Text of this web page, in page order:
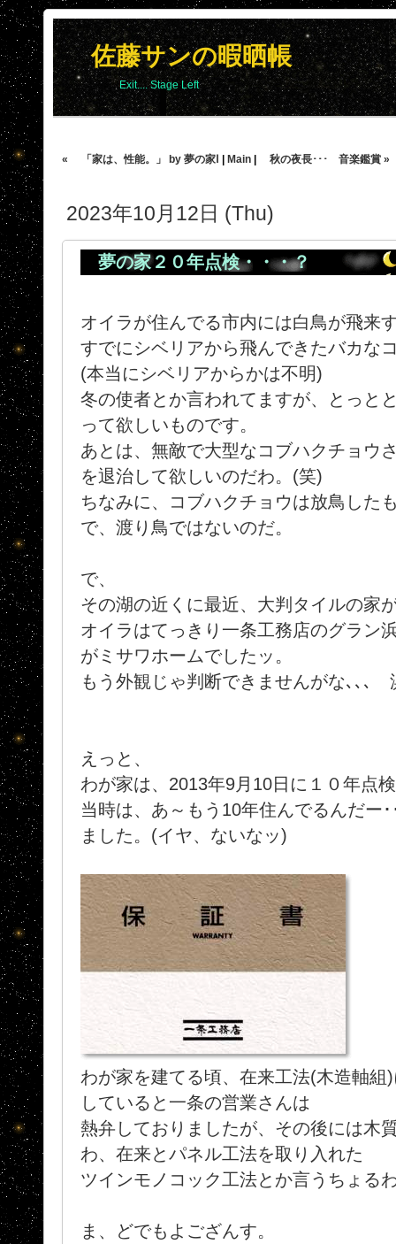
佐藤サンの暇晒帳
Exit.... Stage Left
« 「家は、性能。」 by 夢の家Ⅰ Main 秋の夜長･･･ 音楽鑑賞 »
2023年10月12日 (Thu)
夢の家２０年点検・・・？
オイラが住んでる市内には白鳥が飛来
すでにシベリアから飛んできたバカな
(本当にシベリアからかは不明)
冬の使者とか言われてますが、とっと
って欲しいものです。
あとは、無敵で大型なコブハクチョウ
を退治して欲しいのだわ。(笑)
ちなみに、コブハクチョウは放鳥した
で、渡り鳥ではないのだ。
で、
その湖の近くに最近、大判タイルの家
オイラはてっきり一条工務店のグラン
がミサワホームでしたッ。
もう外観じゃ判断できませんがな､､､
えっと、
わが家は、2013年9月10日に１０年点
当時は、あ～もう10年住んでるんだー
ました。(イヤ、ないなッ)
わが家を建てる頃、在来工法(木造軸組
していると一条の営業さんは
熱弁しておりましたが、その後には木
わ、在来とパネル工法を取り入れた
ツインモノコック工法とか言うちょる
ま、どでもよござんす。